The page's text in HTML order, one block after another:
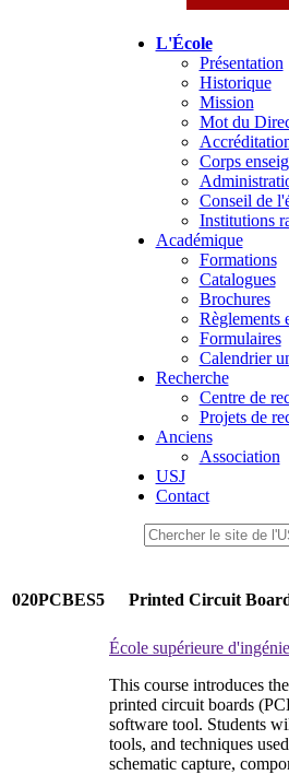
L'École
Présentation
Historique
Mission
Mot du
Corps
Conseil de
Institutions
Académique
Formations
Catalogues
Brochures
Règlements
Formulaires
Calendrier
Recherche
Centre de
Projets de
Anciens
Association
USJ
Contact
020PCBES5 Printed Circuit
École supérieure
This course introduces
printed circuit boards
software tool. Students
tools, and techniques
schematic capture,